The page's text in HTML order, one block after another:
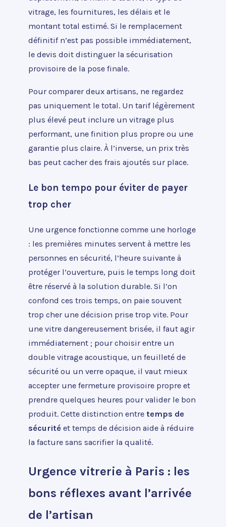
vitrage, les fournitures, les délais et le
montant total estimé. Si le remplacement
définitif n’est pas possible immédiatement,
le devis doit distinguer la sécurisation
provisoire de la pose finale.
Pour comparer deux artisans, ne regardez
pas uniquement le total. Un tarif légèrement
plus élevé peut inclure un vitrage plus
performant, une finition plus propre ou une
garantie plus claire. À l’inverse, un prix très
bas peut cacher des frais ajoutés sur place.
Le bon tempo pour éviter de payer
trop cher
Une urgence fonctionne comme une horloge
: les premières minutes servent à mettre les
personnes en sécurité, l’heure suivante à
protéger l’ouverture, puis le temps long doit
être réservé à la solution durable. Si l’on
confond ces trois temps, on paie souvent
trop cher une décision prise trop vite. Pour
une vitre dangereusement brisée, il faut agir
immédiatement ; pour choisir entre un
double vitrage acoustique, un feuilleté de
sécurité ou un verre opaque, il vaut mieux
accepter une fermeture provisoire propre et
prendre quelques heures pour valider le bon
produit. Cette distinction entre temps de
sécurité et temps de décision aide à réduire
la facture sans sacrifier la qualité.
Urgence vitrerie à Paris : les
bons réflexes avant l’arrivée
de l’artisan